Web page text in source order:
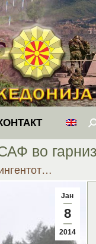
во
Јан
8
2014